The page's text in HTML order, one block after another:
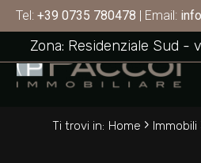
Tel: +39 0735 780478 | Email:
SAN BENEDETTO DEL
Zona: Residenziale Sud -
Ti trovi in: Home › Immobili
HOME
SIAMO
Codice
Contratto